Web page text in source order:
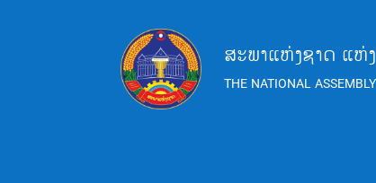
ສະພາແຫ່ງຊາດ ແຫ່
THE NATIONAL